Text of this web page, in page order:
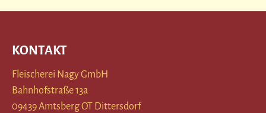
KONTAKT
Fleischerei Nagy GmbH
Bahnhofstraße 13a
09439 Amtsberg OT Dittersdorf